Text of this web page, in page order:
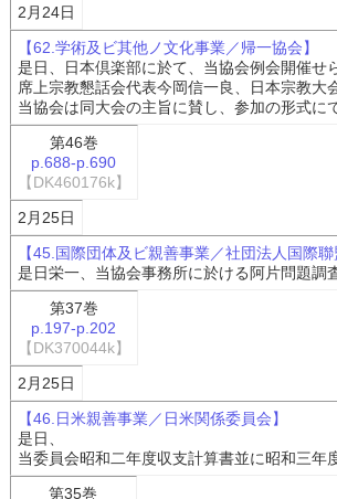
2月24日
【62.学術及ビ其他ノ文化事業／帰一協会】
是日、日本倶楽部に於て、当協会例会開催せ
席上宗教懇話会代表今岡信一良、日本宗教大
当協会は同大会の主旨に賛し、参加の形式に
第46巻
p.688-p.690
【DK460176k】
2月25日
【45.国際団体及ビ親善事業／社団法人国際聯
是日栄一、当協会事務所に於ける阿片問題調
第37巻
p.197-p.202
【DK370044k】
2月25日
【46.日米親善事業／日米関係委員会】
是日、
当委員会昭和二年度収支計算書並に昭和三年
第35巻